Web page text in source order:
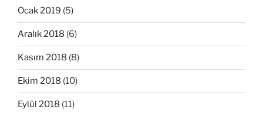
Ocak 2019 (5)
Aralık 2018 (6)
Kasım 2018 (8)
Ekim 2018 (10)
Eylül 2018 (11)